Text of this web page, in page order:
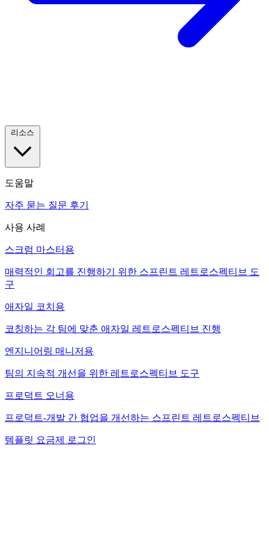
도움말
자주 묻는 질문 후기
사용 사례
스크럼 마스터용
매력적인 회고를 진행하기 위한 스프린트 레트로스펙티브 도
구
애자일 코치용
코칭하는 각 팀에 맞춘 애자일 레트로스펙티브 진행
엔지니어링 매니저용
팀의 지속적 개선을 위한 레트로스펙티브 도구
프로덕트 오너용
프로덕트-개발 간 협업을 개선하는 스프린트 레트로스펙티브
템플릿 요금제 로그인